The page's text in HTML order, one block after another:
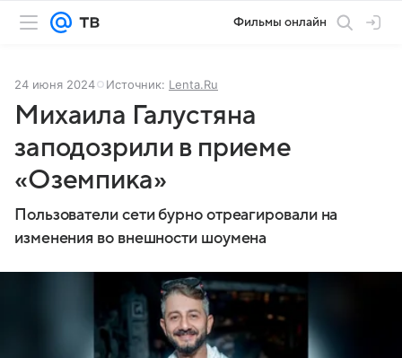
Фильмы онлайн
24 июня 2024 Источник: Lenta.Ru
Михаила Галустяна
заподозрили в приеме
«Оземпика»
Пользователи сети бурно отреагировали на
изменения во внешности шоумена